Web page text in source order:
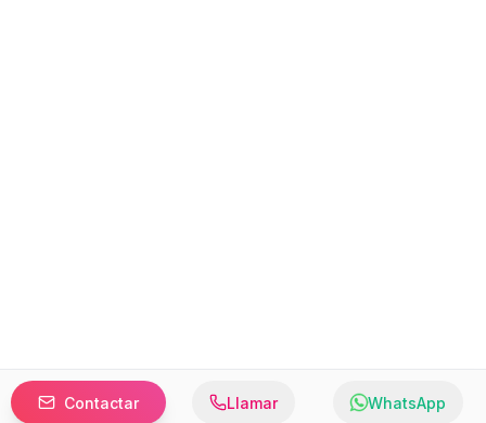
Contactar Llamar WhatsApp